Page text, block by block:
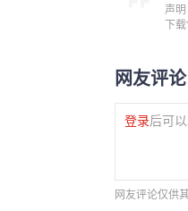
声
下
网友评论
登录后可
网友评论仅供